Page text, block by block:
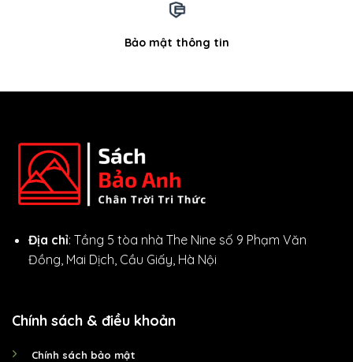
Bảo mật thông tin
Địa chỉ: Tầng 5 tòa nhà The Nine số 9 Phạm Văn
Đồng, Mai Dịch, Cầu Giấy, Hà Nội
Chính sách & điều khoản
Chính sách bảo mật